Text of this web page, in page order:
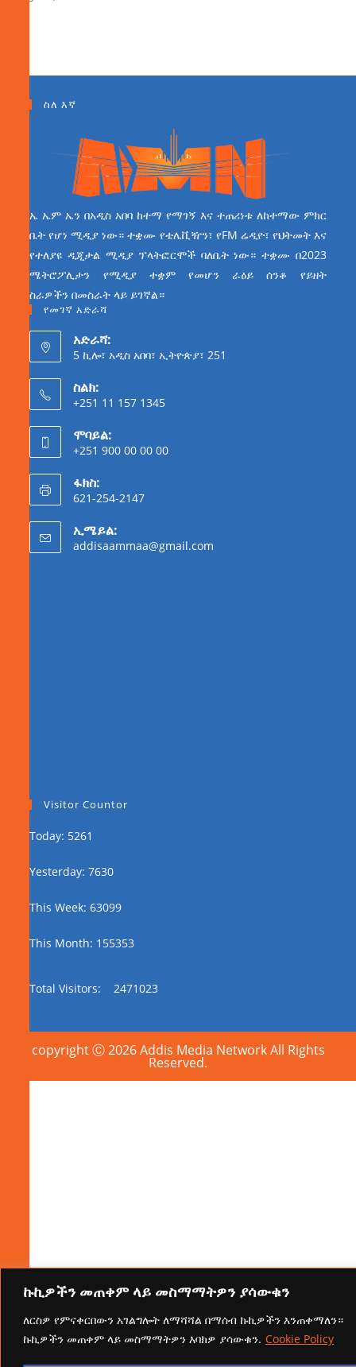
ኩኪዎችን መጠቀም ላይ መስማማትዎን ያሳውቁን
ለርስዎ የምናቀርበውን አገልግሎት ለማሻሻል በማሰብ ኩኪዎችን እንጠቀማለን።
ኩኪዎችን መጠቀም ላይ መስማማትዎን እባክዎ ያሳውቁን. Cookie Policy
ስለ እኛ
ኤ ኤም ኤን በአዲስ አበባ ከተማ የማገኝ እና ተጠሪነቱ ለከተማው ምክር
ቤት የሆነ ሚዲያ ነው። ተቋሙ የቴሌቪዥን፣ የFM ሬዲዮ፣ የህትመት እና
የተለያዩ ዲጂታል ሚዲያ ፕላትፎርሞች ባለቤት ነው። ተቋሙ በ2023
ሜትሮፖሊታን የሚዲያ ተቋም የመሆን ራዕይ ሰንቆ የይዘት
ስራዎችን በመስራት ላይ ይገኛል።
የመገኛ አድራሻ
አድራሻ:
5 ኪሎ፣ አዲስ አበባ፣ ኢትዮጵያ፣ 251
ስልክ:
+251 11 157 1345
ሞባይል:
+251 900 00 00 00
ፋክስ:
621-254-2147
ኢሜይል:
addisaammaa@gmail.com
Visitor Countor
Today: 5261
Yesterday: 7630
This Week: 63099
This Month: 155353
Total Visitors: 2471023
copyright Ⓒ 2026 Addis Media Network All Rights
Reserved.